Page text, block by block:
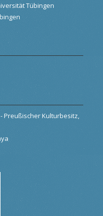
Tübingen
Preußischer Kulturbesitz,